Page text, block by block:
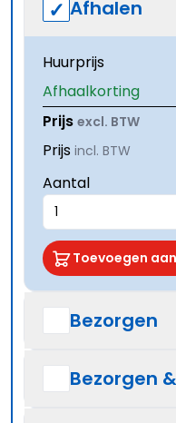
Afhalen
Huurprijs
Afhaalkorting
Prijs excl. BTW
Prijs incl. BTW
Aantal
Toevoegen
Bezorgen
Bezorgen